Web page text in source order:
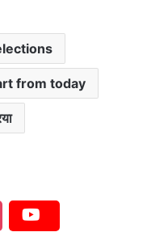
from today